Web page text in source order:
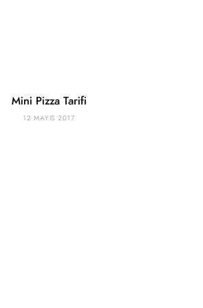
Mini Pizza Tarifi
12 MAYIS 2017